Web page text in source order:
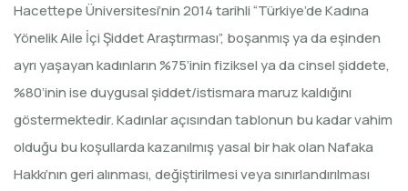
Hacettepe Üniversitesi’nin 2014 tarihli “Türkiye’de Kadına
Yönelik Aile İçi Şiddet Araştırması”, boşanmış ya da eşinden
ayrı yaşayan kadınların %75’inin fiziksel ya da cinsel şiddete,
%80’inin ise duygusal şiddet/istismara maruz kaldığını
göstermektedir. Kadınlar açısından tablonun bu kadar vahim
olduğu bu koşullarda kazanılmış yasal bir hak olan Nafaka
Hakkı’nın geri alınması, değiştirilmesi veya sınırlandırılması